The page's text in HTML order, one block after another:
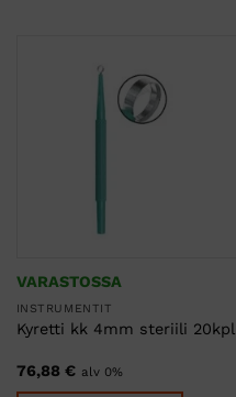
VARASTOSSA
INSTRUMENTIT
Kyretti kk 4mm steriili 20kpl
76,88 € alv 0%